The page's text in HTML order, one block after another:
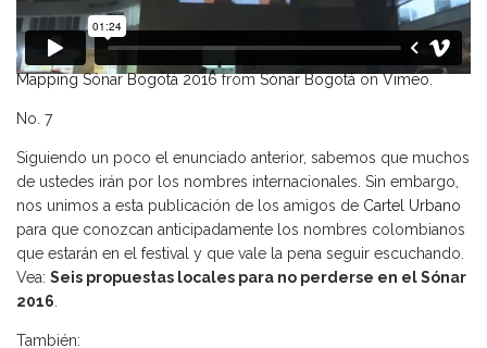
Mapping Sónar Bogotá 2016fromSónar BogotáonVimeo.
No. 7
Siguiendo un poco el enunciado anterior, sabemos que muchos
de ustedes irán por los nombres internacionales. Sin embargo,
nos unimos a esta publicación de los amigos de Cartel Urbano
para que conozcan anticipadamente los nombres colombianos
que estarán en el festival y que vale la pena seguir escuchando.
Vea: Seis propuestas locales para no perderse en el Sónar
2016
También: